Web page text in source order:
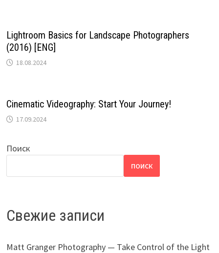
Lightroom Basics for Landscape Photographers
(2016) [ENG]
18.08.2024
Cinematic Videography: Start Your Journey!
17.09.2024
Поиск
ПОИСК
Свежие записи
Matt Granger Photography — Take Control of the Light